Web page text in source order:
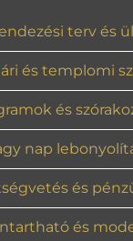
terv és
és templomi
és
nap
és
és